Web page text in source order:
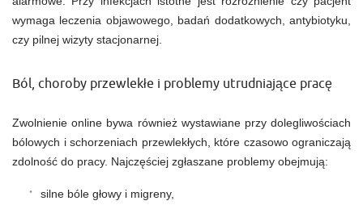
wymaga leczenia objawowego, badań dodatkowych, antybiotyku,
czy pilnej wizyty stacjonarnej.
Ból, choroby przewlekłe i problemy utrudniające pracę
Zwolnienie online bywa również wystawiane przy dolegliwościach
bólowych i schorzeniach przewlekłych, które czasowo ograniczają
zdolność do pracy. Najczęściej zgłaszane problemy obejmują:
silne bóle głowy i migreny,